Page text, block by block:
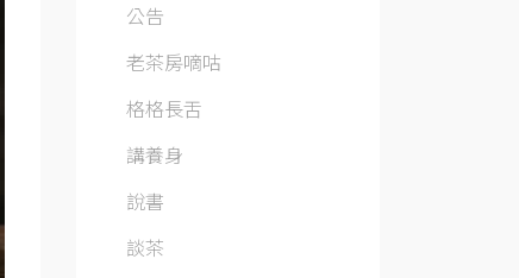
公告
老茶房嘀咕
格格長舌
講養身
說書
談茶